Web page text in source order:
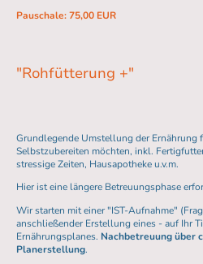
Pauschale: 75,00 EUR
"Rohfütterung +"
Grundlegende Umstellung der Ernährung
Selbstzubereiten möchten, inkl.
stressige Zeiten, Hausapotheke u.v.m.
Hier ist eine längere Betreuungsphase
Wir starten mit einer "IST-Aufnahme"
anschließender Erstellung eines - auf Ihr
Ernährungsplanes. Nachbetreuung über
Planerstellung.